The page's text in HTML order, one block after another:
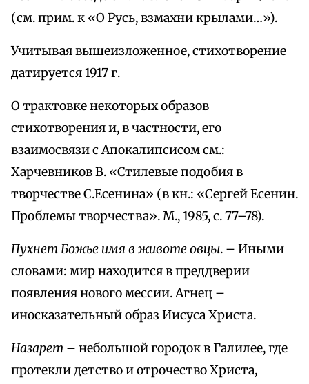
(см. прим. к «О Русь, взмахни крылами…»).
Учитывая вышеизложенное, стихотворение
датируется 1917 г.
О трактовке некоторых образов
стихотворения и, в частности, его
взаимосвязи с Апокалипсисом см.:
Харчевников В. «Стилевые подобия в
творчестве С.Есенина» (в кн.: «Сергей Есенин.
Проблемы творчества». М., 1985, с. 77–78).
Пухнет Божье имя в животе овцы. – Иными
словами: мир находится в преддверии
появления нового мессии. Агнец –
иносказательный образ Иисуса Христа.
Назарет – небольшой городок в Галилее, где
протекли детство и отрочество Христа,